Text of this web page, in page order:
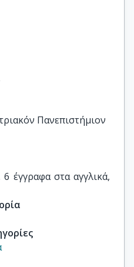
Πανεπιστήμιον
έγγραφα στα αγγλικά,